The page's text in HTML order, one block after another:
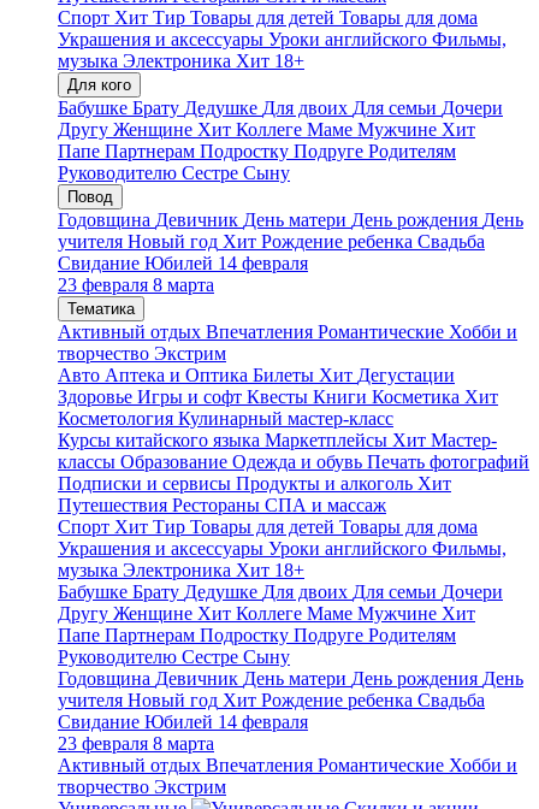
Спорт Хит Тир Товары для детей Товары для дома
Украшения и аксессуары Уроки английского Фильмы,
музыка Электроника Хит 18+
Для кого
Бабушке Брату Дедушке Для двоих Для семьи Дочери
Другу Женщине Хит Коллеге Маме Мужчине Хит
Папе Партнерам Подростку Подруге Родителям
Руководителю Сестре Сыну
Повод
Годовщина Девичник День матери День рождения День
учителя Новый год Хит Рождение ребенка Свадьба
Свидание Юбилей 14 февраля
23 февраля 8 марта
Тематика
Активный отдых Впечатления Романтические Хобби и
творчество Экстрим
Авто Аптека и Оптика Билеты Хит Дегустации
Здоровье Игры и софт Квесты Книги Косметика Хит
Косметология Кулинарный мастер-класс
Курсы китайского языка Маркетплейсы Хит Мастер-
классы Образование Одежда и обувь Печать фотографий
Подписки и сервисы Продукты и алкоголь Хит
Путешествия Рестораны СПА и массаж
Спорт Хит Тир Товары для детей Товары для дома
Украшения и аксессуары Уроки английского Фильмы,
музыка Электроника Хит 18+
Бабушке Брату Дедушке Для двоих Для семьи Дочери
Другу Женщине Хит Коллеге Маме Мужчине Хит
Папе Партнерам Подростку Подруге Родителям
Руководителю Сестре Сыну
Годовщина Девичник День матери День рождения День
учителя Новый год Хит Рождение ребенка Свадьба
Свидание Юбилей 14 февраля
23 февраля 8 марта
Активный отдых Впечатления Романтические Хобби и
творчество Экстрим